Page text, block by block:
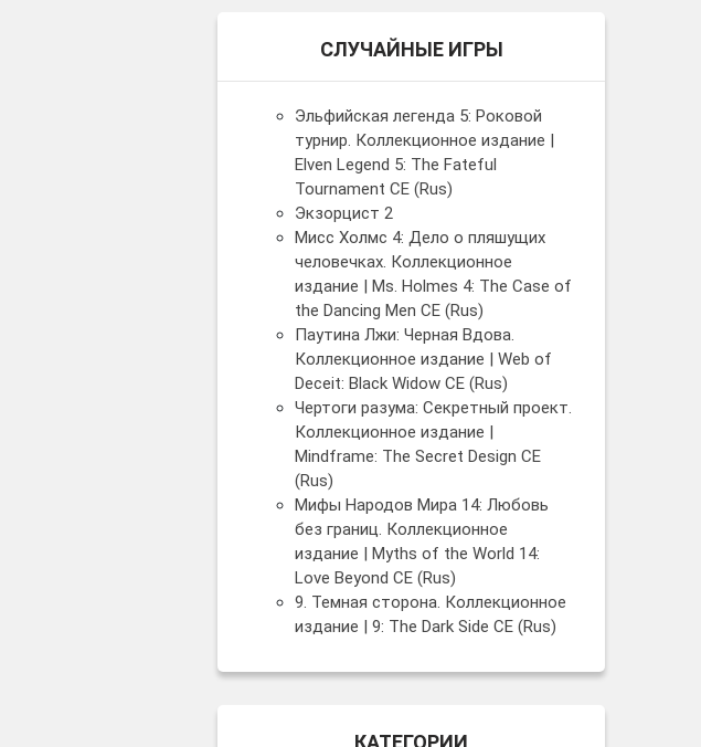
СЛУЧАЙНЫЕ ИГРЫ
Эльфийская легенда 5: Роковой
турнир. Коллекционное издание |
Elven Legend 5: The Fateful
Tournament CE (Rus)
Экзорцист 2
Мисс Холмс 4: Дело о пляшущих
человечках. Коллекционное
издание | Ms. Holmes 4: The Case of
the Dancing Men CE (Rus)
Паутина Лжи: Черная Вдова.
Коллекционное издание | Web of
Deceit: Black Widow CE (Rus)
Чертоги разума: Секретный проект.
Коллекционное издание |
Mindframe: The Secret Design CE
(Rus)
Мифы Народов Мира 14: Любовь
без границ. Коллекционное
издание | Myths of the World 14:
Love Beyond CE (Rus)
9. Темная сторона. Коллекционное
издание | 9: The Dark Side CE (Rus)
КАТЕГОРИИ